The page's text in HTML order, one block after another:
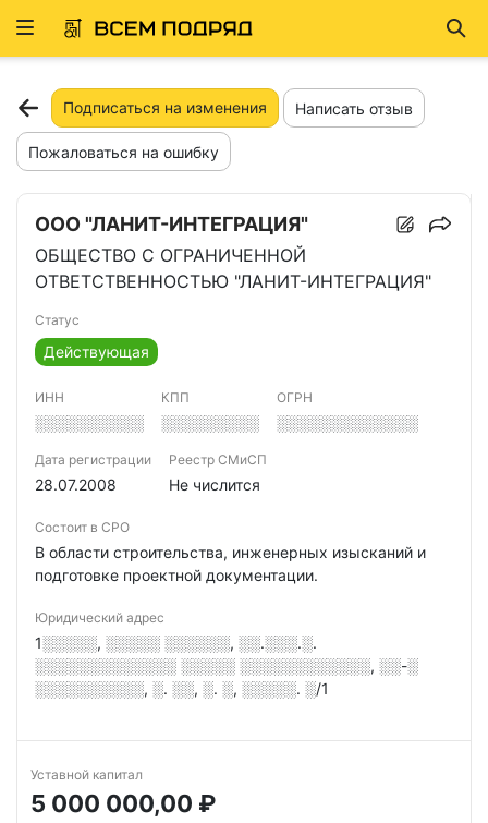
Развернуть
Подписаться на изменения Написать отзыв
Пожаловаться на ошибку
ООО "ЛАНИТ-ИНТЕГРАЦИЯ"
ОБЩЕСТВО С ОГРАНИЧЕННОЙ
ОТВЕТСТВЕННОСТЬЮ "ЛАНИТ-ИНТЕГРАЦИЯ"
Статус
Действующая
ИНН
░░░░░░░░░░
КПП
░░░░░░░░░
ОГРН
░░░░░░░░░░░░░
Дата регистрации
28.07.2008
Реестр СМиСП
Не числится
Состоит в СРО
В области строительства, инженерных изысканий и
подготовке проектной документации.
Юридический адрес
1░░░░░, ░░░░░ ░░░░░░, ░░.░░░.░.
░░░░░░░░░░░░░ ░░░░░ ░░░░░░░░░░░░, ░░-░
░░░░░░░░░░, ░. ░░, ░. ░, ░░░░░. ░/1
Уставной капитал
5 000 000,00 ₽